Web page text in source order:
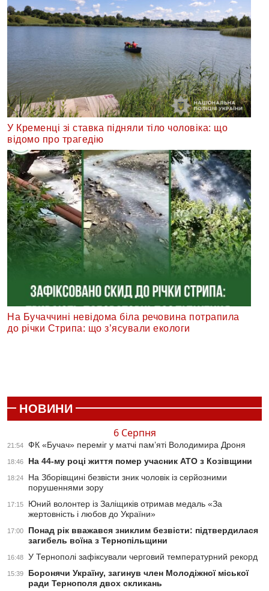
У Кременці зі ставка підняли тіло чоловіка: що
відомо про трагедію
На Бучаччині невідома біла речовина потрапила
до річки Стрипа: що з’ясували екологи
НОВИНИ
6 Серпня
21:54 ФК «Бучач» переміг у матчі пам’яті Володимира Дроня
18:46 На 44-му році життя помер учасник АТО з Козівщини
18:24
На Зборівщині безвісти зник чоловік із серйозними
порушеннями зору
17:15
Юний волонтер із Заліщиків отримав медаль «За
жертовність і любов до України»
17:00
Понад рік вважався зниклим безвісти: підтвердилася
загибель воїна з Тернопільщини
16:48 У Тернополі зафіксували черговий температурний рекорд
15:39
Боронячи Україну, загинув член Молодіжної міської
ради Тернополя двох скликань